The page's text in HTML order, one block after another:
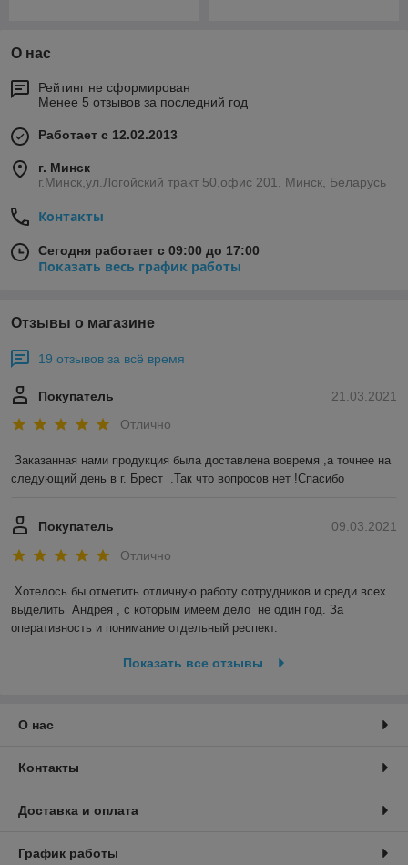
О нас
Рейтинг не сформирован
Менее 5 отзывов за последний год
Работает с 12.02.2013
г. Минск
г.Минск,ул.Логойский тракт 50,офис 201, Минск, Беларусь
Контакты
Сегодня работает с 09:00 до 17:00
Показать весь график работы
Отзывы о магазине
19 отзывов за всё время
21.03.2021
Покупатель
Отлично
Заказанная нами продукция была доставлена вовремя ,а точнее на
следующий день в г. Брест  .Так что вопросов нет !Спасибо
09.03.2021
Покупатель
Отлично
Хотелось бы отметить отличную работу сотрудников и среди всех
выделить  Андрея , с которым имеем дело  не один год. За
оперативность и понимание отдельный респект.
Показать все отзывы
О нас
Контакты
Доставка и оплата
График работы